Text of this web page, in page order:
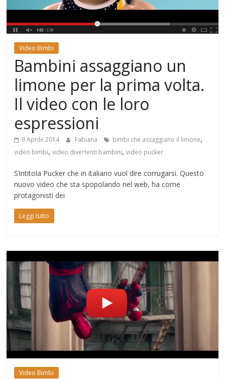
Video Bimbi
Bambini assaggiano un
limone per la prima volta.
Il video con le loro
espressioni
9 Aprile 2014 Fabiana bimbi che assaggiano il limone,
video bimbi,video divertenti bambini,video pucker
S’intitola Pucker che in italiano vuol dire corrugarsi. Questo
nuovo video che sta spopolando nel web, ha come
protagonisti dei
Leggi tutto
Video Bimbi